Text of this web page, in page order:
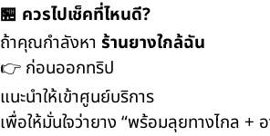
🏪 ควรไปเช็คที่ไหนดี?
ถ้าคุณกำลังหา ร้านยางใกล้ฉัน
👉 ก่อนออกทริป
แนะนำให้เข้าศูนย์บริการ
เพื่อให้มั่นใจว่ายาง “พร้อมลุยทางไกล +